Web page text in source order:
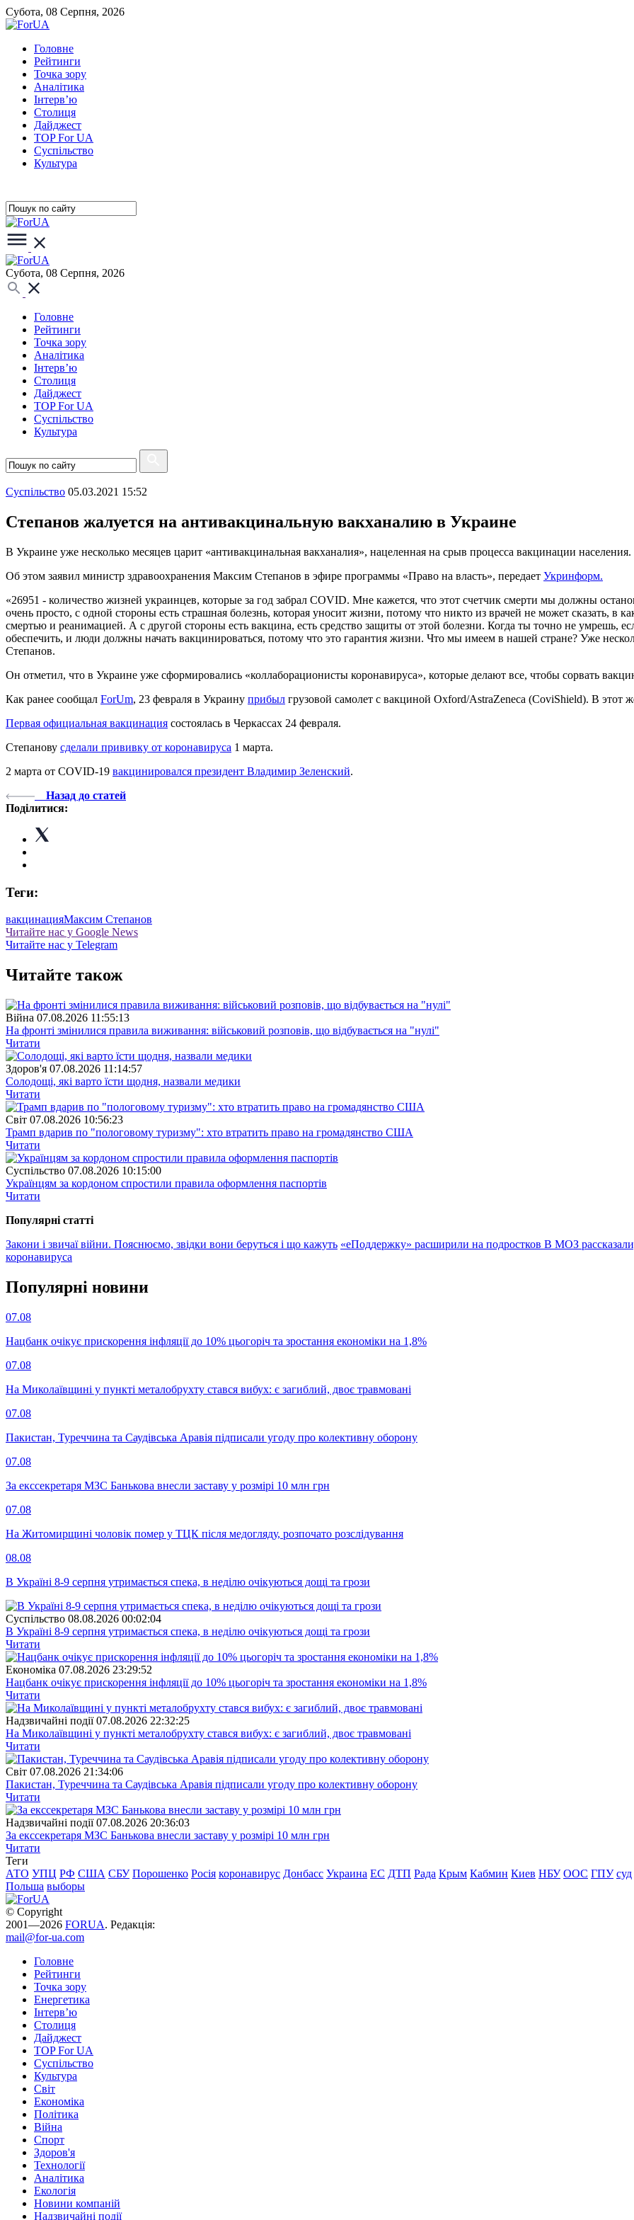
Субота, 08 Серпня, 2026
Головне
Рейтинги
Точка зору
Аналітика
Інтерв’ю
Столиця
Дайджест
TOP For UA
Суспiльство
Культура
Субота, 08 Серпня, 2026
Головне
Рейтинги
Точка зору
Аналітика
Інтерв’ю
Столиця
Дайджест
TOP For UA
Суспiльство
Культура
Суспiльство 05.03.2021 15:52
Степанов жалуется на антивакцинальную вакханалию в Украине
В Украине уже несколько месяцев царит «антивакцинальная вакханалия», нацеленная на срыв процесса вакцинации населения.
Об этом заявил министр здравоохранения Максим Степанов в эфире программы «Право на власть», передает Укринформ.
«26951 - количество жизней украинцев, которые за год забрал COVID. Мне кажется, что этот счетчик смерти мы должны
очень просто, с одной стороны есть страшная болезнь, которая уносит жизни, потому что никто из врачей не может сказать, в
смертью и реанимацией. А с другой стороны есть вакцина, есть средство защиты от этой болезни. Когда ты точно не умрешь,
обеспечить, и люди должны начать вакцинироваться, потому что это гарантия жизни. Что мы имеем в нашей стране? Уже
Степанов.
Он отметил, что в Украине уже сформировались «коллаборационисты коронавируса», которые делают все, чтобы сорвать
Как ранее сообщал ForUm, 23 февраля в Украину прибыл грузовой самолет с вакциной Oxford/AstraZeneca (CoviShield). В этот
Первая официальная вакцинация состоялась в Черкассах 24 февраля.
Степанову сделали прививку от коронавируса 1 марта.
2 марта от COVID-19 вакцинировался президент Владимир Зеленский.
Назад до статей
Поділитися:
Теги:
вакцинацияМаксим Степанов
Читайте нас у Google News
Читайте нас у Telegram
Читайте також
Війна 07.08.2026 11:55:13
На фронті змінилися правила виживання: військовий розповів, що відбувається на "нулі"
Читати
Здоров'я 07.08.2026 11:14:57
Солодощі, які варто їсти щодня, назвали медики
Читати
Свiт 07.08.2026 10:56:23
Трамп вдарив по "пологовому туризму": хто втратить право на громадянство США
Читати
Суспiльство 07.08.2026 10:15:00
Українцям за кордоном спростили правила оформлення паспортів
Читати
Популярнi статтi
Закони і звичаї війни. Пояснюємо, звідки вони беруться і що кажуть «еПоддержку» расширили на подростков В МОЗ
коронавируса
Популярнi новини
07.08
Нацбанк очікує прискорення інфляції до 10% цьогоріч та зростання економіки на 1,8%
07.08
На Миколаївщині у пункті металобрухту стався вибух: є загиблий, двоє травмовані
07.08
Пакистан, Туреччина та Саудівська Аравія підписали угоду про колективну оборону
07.08
За екссекретаря МЗС Банькова внесли заставу у розмірі 10 млн грн
07.08
На Житомирщині чоловік помер у ТЦК після медогляду, розпочато розслідування
08.08
В Україні 8-9 серпня утримається спека, в неділю очікуються дощі та грози
Суспiльство 08.08.2026 00:02:04
В Україні 8-9 серпня утримається спека, в неділю очікуються дощі та грози
Читати
Економіка 07.08.2026 23:29:52
Нацбанк очікує прискорення інфляції до 10% цьогоріч та зростання економіки на 1,8%
Читати
Надзвичайні події 07.08.2026 22:32:25
На Миколаївщині у пункті металобрухту стався вибух: є загиблий, двоє травмовані
Читати
Свiт 07.08.2026 21:34:06
Пакистан, Туреччина та Саудівська Аравія підписали угоду про колективну оборону
Читати
Надзвичайні події 07.08.2026 20:36:03
За екссекретаря МЗС Банькова внесли заставу у розмірі 10 млн грн
Читати
Теги
АТО УПЦ РФ США СБУ Порошенко Росія коронавирус Донбасс Украина ЕС ДТП Рада Крым Кабмин Киев НБУ ООС ГПУ суд
Польша выборы
© Copyright
2001—2026 FORUA. Редакція:
mail@for-ua.com
Головне
Рейтинги
Точка зору
Енергетика
Інтерв’ю
Столиця
Дайджест
TOP For UA
Суспiльство
Культура
Світ
Економіка
Політика
Війна
Спорт
Здоров'я
Технології
Аналітика
Екологія
Новини компаній
Надзвичайні події